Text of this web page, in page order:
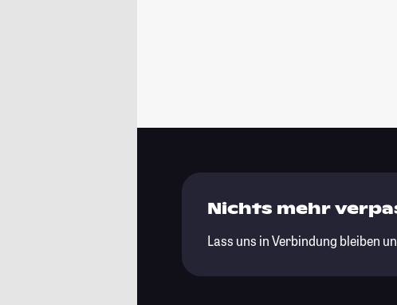
Nichts mehr
Lass uns in Verbindung bleiben